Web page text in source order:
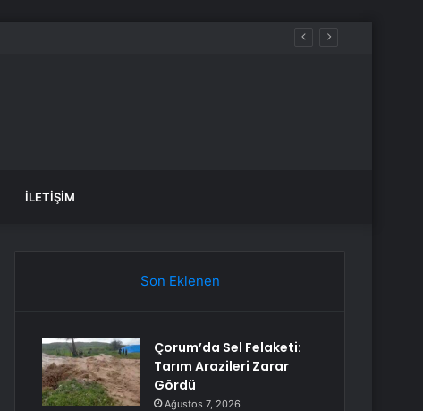
İLETIŞIM
Son Eklenen
Çorum’da Sel Felaketi:
Tarım Arazileri Zarar
Gördü
Ağustos 7, 2026